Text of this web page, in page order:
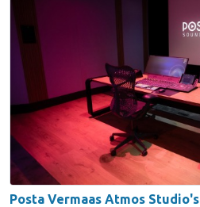
Posta Vermaas Atmos Studio's